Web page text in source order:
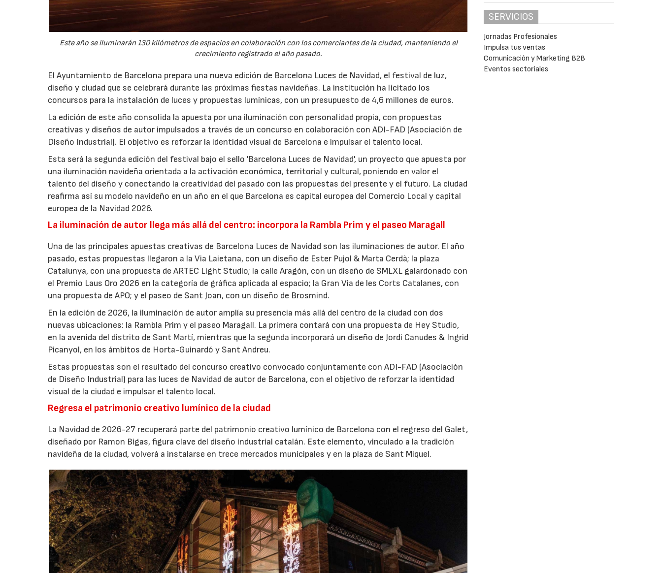
Este año se iluminarán 130 kilómetros de espacios en colaboración con los comerciantes de la ciudad, manteniendo el
crecimiento registrado el año pasado.
El Ayuntamiento de Barcelona prepara una nueva edición de Barcelona Luces de Navidad, el festival de luz,
diseño y ciudad que se celebrará durante las próximas fiestas navideñas. La institución ha licitado los
concursos para la instalación de luces y propuestas lumínicas, con un presupuesto de 4,6 millones de euros.
La edición de este año consolida la apuesta por una iluminación con personalidad propia, con propuestas
creativas y diseños de autor impulsados a través de un concurso en colaboración con ADI-FAD (Asociación de
Diseño Industrial). El objetivo es reforzar la identidad visual de Barcelona e impulsar el talento local.
Esta será la segunda edición del festival bajo el sello 'Barcelona Luces de Navidad', un proyecto que apuesta por
una iluminación navideña orientada a la activación económica, territorial y cultural, poniendo en valor el
talento del diseño y conectando la creatividad del pasado con las propuestas del presente y el futuro. La ciudad
reafirma así su modelo navideño en un año en el que Barcelona es capital europea del Comercio Local y capital
europea de la Navidad 2026.
La iluminación de autor llega más allá del centro: incorpora la Rambla Prim y el paseo Maragall
Una de las principales apuestas creativas de Barcelona Luces de Navidad son las iluminaciones de autor. El año
pasado, estas propuestas llegaron a la Via Laietana, con un diseño de Ester Pujol & Marta Cerdà; la plaza
Catalunya, con una propuesta de ARTEC Light Studio; la calle Aragón, con un diseño de SMLXL galardonado con
el Premio Laus Oro 2026 en la categoría de gráfica aplicada al espacio; la Gran Via de les Corts Catalanes, con
una propuesta de APO; y el paseo de Sant Joan, con un diseño de Brosmind.
En la edición de 2026, la iluminación de autor amplía su presencia más allá del centro de la ciudad con dos
nuevas ubicaciones: la Rambla Prim y el paseo Maragall. La primera contará con una propuesta de Hey Studio,
en la avenida del distrito de Sant Martí, mientras que la segunda incorporará un diseño de Jordi Canudes & Ingrid
Picanyol, en los ámbitos de Horta-Guinardó y Sant Andreu.
Estas propuestas son el resultado del concurso creativo convocado conjuntamente con ADI-FAD (Asociación
de Diseño Industrial) para las luces de Navidad de autor de Barcelona, con el objetivo de reforzar la identidad
visual de la ciudad e impulsar el talento local.
Regresa el patrimonio creativo lumínico de la ciudad
La Navidad de 2026-27 recuperará parte del patrimonio creativo lumínico de Barcelona con el regreso del Galet,
diseñado por Ramon Bigas, figura clave del diseño industrial catalán. Este elemento, vinculado a la tradición
navideña de la ciudad, volverá a instalarse en trece mercados municipales y en la plaza de Sant Miquel.
SERVICIOS
Jornadas Profesionales
Impulsa tus ventas
Comunicación y Marketing B2B
Eventos sectoriales